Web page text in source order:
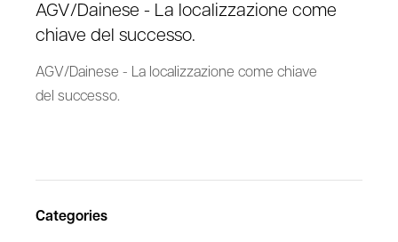
AGV/Dainese - La localizzazione come
chiave del successo.
AGV/Dainese - La localizzazione come chiave
del successo.
Categories